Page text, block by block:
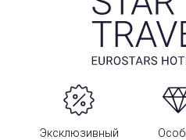
Эксклюзивный